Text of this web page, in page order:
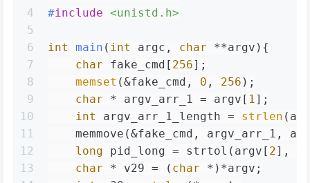
4
5
6
7
8
9
10
11
12
13
#include <unistd.h>
int main ( int argc, char **argv) {
char fake_cmd[ 256];
memset (&fake_cmd, 0 , 256 );
char * argv_arr_1 = argv[ 1];
int
argv_arr_1_length = strlen
memmove(&fake_cmd, argv_arr_1,
long pid_long = strtol(argv[ 2],
char * v29 = ( char *)*argv;